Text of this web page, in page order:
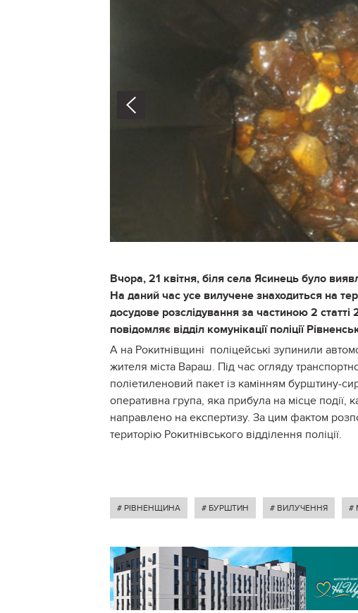
Вчора, 21 квітня, біля села Ясинець було
На даний час усе вилучене знаходиться на
досудове розслідування за частиною 2
повідомляє відділ комунікації поліції
А на Рокитнівщині поліцейські зупинили
жителя міста Вараш. Під час огляду
поліетиленовий пакет із камінням бурштину-
оперативна група, яка прибула на місце
направлено на експертизу. За цим фактом
територію Рокитнівського відділення поліції.
# РІВНЕНЩИНА # БУРШТИН # ВИЛУЧЕННЯ #